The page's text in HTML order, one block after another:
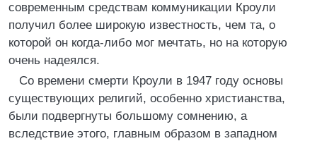
современным средствам коммуникации Кроули
получил более широкую известность, чем та, о
которой он когда-либо мог мечтать, но на которую
очень надеялся.
Со времени смерти Кроули в 1947 году основы
существующих религий, особенно христианства,
были подвергнуты большому сомнению, а
вследствие этого, главным образом в западном